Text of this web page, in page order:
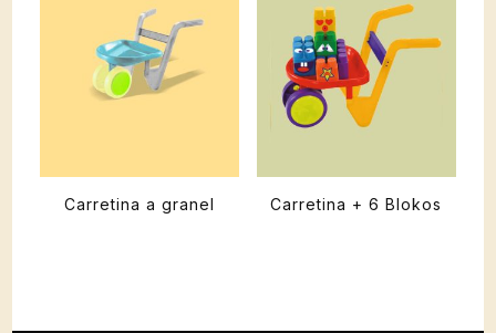
Carretina a granel Carretina + 6 Blokos